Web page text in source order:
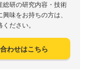
総研の研究内容・技術
味をお持ちの方は、
ださい。
わせはこちら